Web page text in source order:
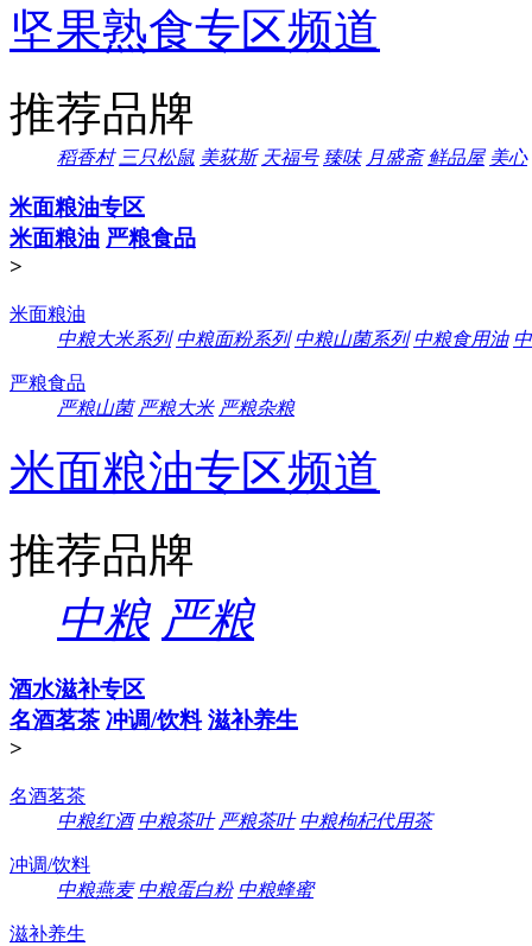
坚果熟食专区频道
推荐品牌
稻香村 三只松鼠 美荻斯 天福号 臻味 月盛斋 鲜品屋 美心
米面粮油专区
米面粮油 严粮食品
>
米面粮油
中粮大米系列 中粮面粉系列 中粮山菌系列 中粮食用油
严粮食品
严粮山菌 严粮大米 严粮杂粮
米面粮油专区频道
推荐品牌
中粮 严粮
酒水滋补专区
名酒茗茶 冲调/饮料 滋补养生
>
名酒茗茶
中粮红酒 中粮茶叶 严粮茶叶 中粮枸杞代用茶
冲调/饮料
中粮燕麦 中粮蛋白粉 中粮蜂蜜
滋补养生